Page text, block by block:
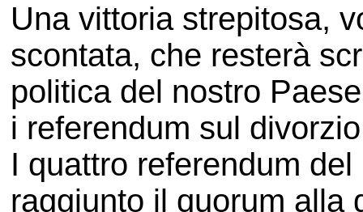
Una vittoria strepitosa,
scontata, che resterà
politica del nostro
i referendum sul
I quattro referendum
raggiunto il quorum alla